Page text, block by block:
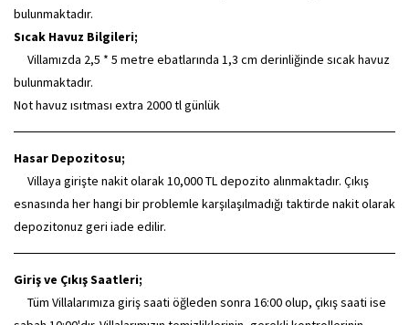
bulunmaktadır.
Sıcak Havuz Bilgileri;
Villamızda 2,5 * 5 metre ebatlarında 1,3 cm derinliğinde sıcak havuz
bulunmaktadır.
Not havuz ısıtması extra 2000 tl günlük
Hasar Depozitosu;
Villaya girişte nakit olarak 10,000 TL depozito alınmaktadır. Çıkış
esnasında her hangi bir problemle karşılaşılmadığı taktirde nakit olarak
depozitonuz geri iade edilir.
Giriş ve Çıkış Saatleri;
Tüm Villalarımıza giriş saati öğleden sonra 16:00 olup, çıkış saati ise